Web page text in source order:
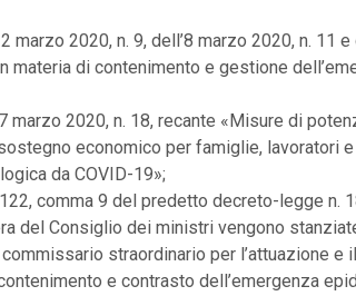
2020, n. 9, dell’8 marzo 2020, n. 11
materia di contenimento e gestione
2020, n. 18, recante «Misure di
economico per famiglie, lavoratori
da COVID-19»;
comma 9 del predetto decreto-legge n.
del Consiglio dei ministri vengono
straordinario per l’attuazione e
e contrasto dell’emergenza